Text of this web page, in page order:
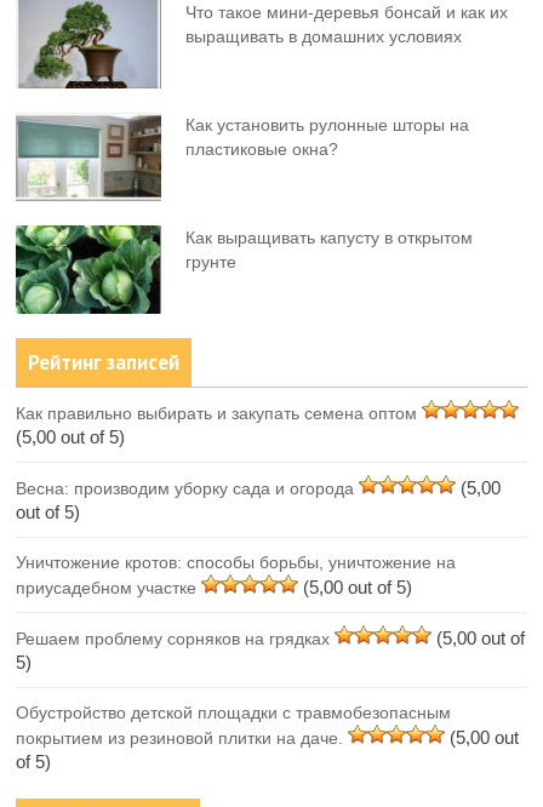
Что такое мини-деревья бонсай и как их
выращивать в домашних условиях
Как установить рулонные шторы на
пластиковые окна?
Как выращивать капусту в открытом
грунте
Рейтинг записей
Как правильно выбирать и закупать семена оптом
(5,00 out of 5)
Весна: производим уборку сада и огорода
(5,00
out of 5)
Уничтожение кротов: способы борьбы, уничтожение на
приусадебном участке
(5,00 out of 5)
Решаем проблему сорняков на грядках
(5,00 out of
5)
Обустройство детской площадки с травмобезопасным
покрытием из резиновой плитки на даче.
(5,00 out
of 5)